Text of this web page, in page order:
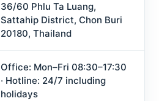
36/60 Phlu Ta Luang,
Sattahip District, Chon Buri
20180, Thailand
Office: Mon–Fri 08:30–17:30
· Hotline: 24/7 including
holidays